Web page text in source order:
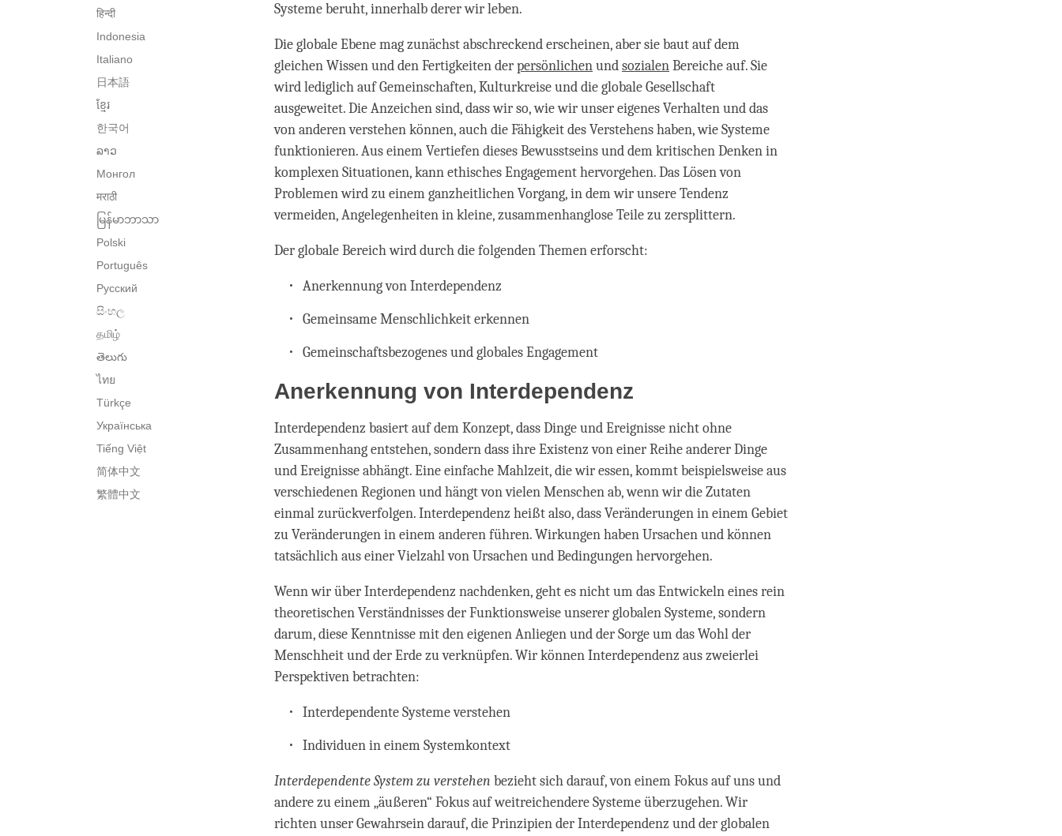
हिन्दी
Indonesia
Italiano
日本語
ខ្មែរ
한국어
ລາວ
Монгол
मराठी
မြန်မာဘာသာ
Polski
Português
Русский
සිංහල
தமிழ்
తెలుగు
ไทย
Türkçe
Українська
Tiếng Việt
简体中文
繁體中文
Systeme beruht, innerhalb derer wir leben.
Die globale Ebene mag zunächst abschreckend erscheinen, aber sie baut auf dem
gleichen Wissen und den Fertigkeiten derpersönlichenundsozialenBereiche auf. Sie
wird lediglich auf Gemeinschaften, Kulturkreise und die globale Gesellschaft
ausgeweitet. Die Anzeichen sind, dass wir so, wie wir unser eigenes Verhalten und das
von anderen verstehen können, auch die Fähigkeit des Verstehens haben, wie Systeme
funktionieren. Aus einem Vertiefen dieses Bewusstseins und dem kritischen Denken in
komplexen Situationen, kann ethisches Engagement hervorgehen. Das Lösen von
Problemen wird zu einem ganzheitlichen Vorgang, in dem wir unsere Tendenz
vermeiden, Angelegenheiten in kleine, zusammenhanglose Teile zu zersplittern.
Der globale Bereich wird durch die folgenden Themen erforscht:
Anerkennung von Interdependenz
Gemeinsame Menschlichkeit erkennen
Gemeinschaftsbezogenes und globales Engagement
Anerkennung von Interdependenz
Interdependenz basiert auf dem Konzept, dass Dinge und Ereignisse nicht ohne
Zusammenhang entstehen, sondern dass ihre Existenz von einer Reihe anderer Dinge
und Ereignisse abhängt. Eine einfache Mahlzeit, die wir essen, kommt beispielsweise aus
verschiedenen Regionen und hängt von vielen Menschen ab, wenn wir die Zutaten
einmal zurückverfolgen. Interdependenz heißt also, dass Veränderungen in einem Gebiet
zu Veränderungen in einem anderen führen. Wirkungen haben Ursachen und können
tatsächlich aus einer Vielzahl von Ursachen und Bedingungen hervorgehen.
Wenn wir über Interdependenz nachdenken, geht es nicht um das Entwickeln eines rein
theoretischen Verständnisses der Funktionsweise unserer globalen Systeme, sondern
darum, diese Kenntnisse mit den eigenen Anliegen und der Sorge um das Wohl der
Menschheit und der Erde zu verknüpfen. Wir können Interdependenz aus zweierlei
Perspektiven betrachten:
Interdependente Systeme verstehen
Individuen in einem Systemkontext
Interdependente System zu verstehen bezieht sich darauf, von einem Fokus auf uns und
andere zu einem „äußeren“ Fokus auf weitreichendere Systeme überzugehen. Wir
richten unser Gewahrsein darauf, die Prinzipien der Interdependenz und der globalen